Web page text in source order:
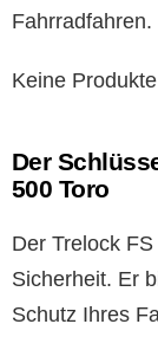
Fahrradfahren.
Keine
Der
500 Toro
Der Trelock
Sicherheit. Er
Schutz Ihres